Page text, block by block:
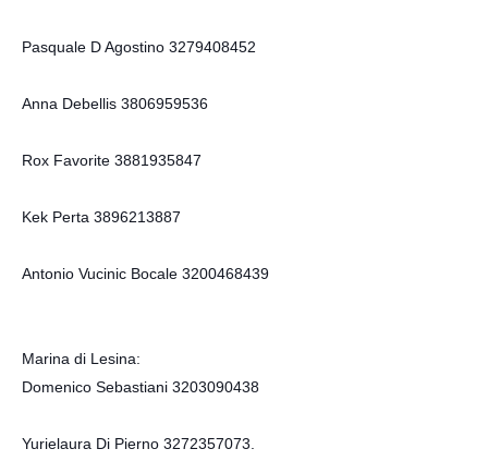
Pasquale D Agostino 3279408452
Anna Debellis 3806959536
Rox Favorite 3881935847
Kek Perta 3896213887
Antonio Vucinic Bocale 3200468439
Marina di Lesina:
Domenico Sebastiani 3203090438
Yurielaura Di Pierno 3272357073.